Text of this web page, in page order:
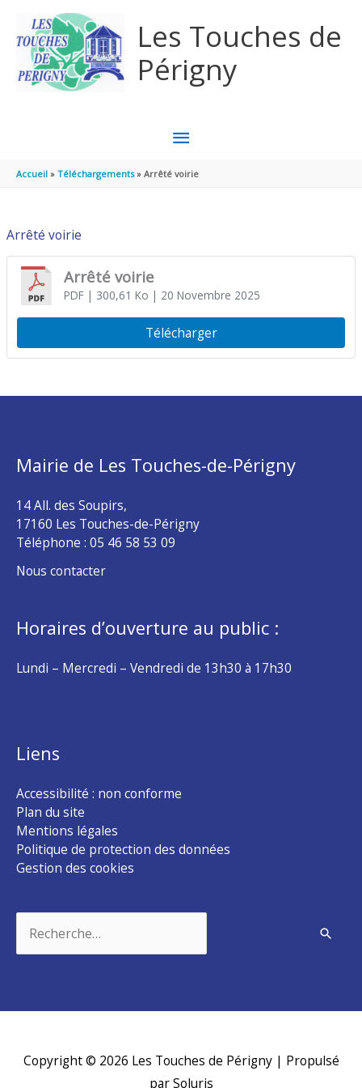
Les Touches de
Périgny
MENU
PRINCIPAL
Accueil Téléchargements Arrêté voirie
Arrêté voirie
Arrêté voirie
PDF| 300,61 Ko | 20 Novembre 2025
Télécharger
Mairie de Les Touches-de-Périgny
14 All. des Soupirs,
17160 Les Touches-de-Périgny
Téléphone : 05 46 58 53 09
Nous contacter
Horaires d’ouverture au public :
Lundi – Mercredi – Vendredi de 13h30 à 17h30
Liens
Accessibilité : non conforme
Plan du site
Mentions légales
Politique de protection des données
Gestion des cookies
Copyright © 2026 Les Touches de Périgny| Propulsé
par Soluris